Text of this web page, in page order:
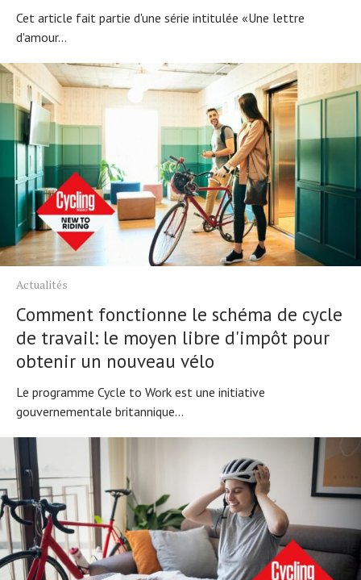
Cet article fait partie d'une série intitulée «Une lettre
d'amour...
Actualités
Comment fonctionne le schéma de cycle
de travail: le moyen libre d'impôt pour
obtenir un nouveau vélo
Le programme Cycle to Work est une initiative
gouvernementale britannique...